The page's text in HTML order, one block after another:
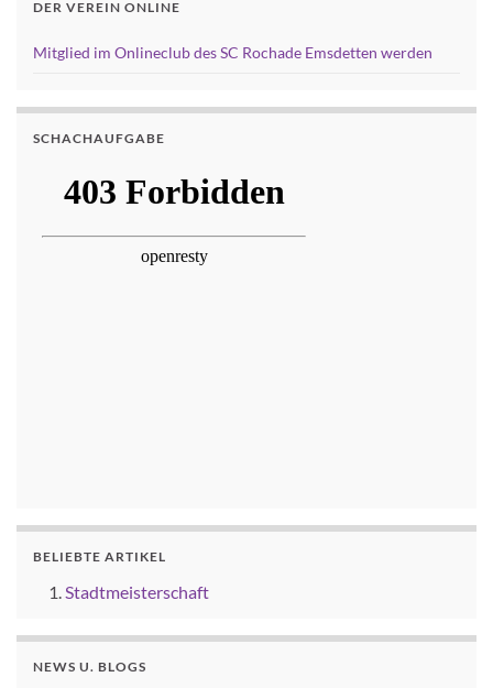
DER VEREIN ONLINE
Mitglied im Onlineclub des SC Rochade Emsdetten werden
SCHACHAUFGABE
BELIEBTE ARTIKEL
Stadtmeisterschaft
NEWS U. BLOGS